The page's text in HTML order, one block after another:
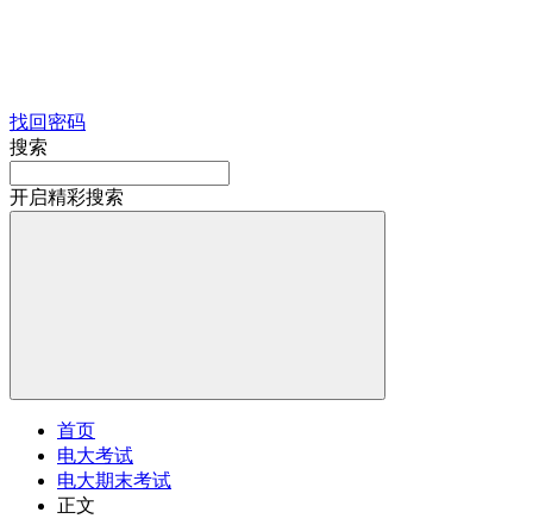
找回密码
搜索
开启精彩搜索
首页
电大考试
电大期末考试
正文